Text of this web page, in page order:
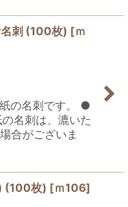
刺 (100枚) [ｍ
の名刺です。 ●
名刺は、漉いた
合がございま
(100枚) [ｍ106]